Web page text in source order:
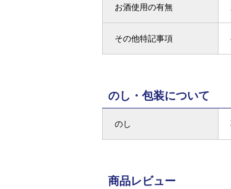
お酒使用の有無
その他特記事項
のし・包装について
のし
商品レビュー